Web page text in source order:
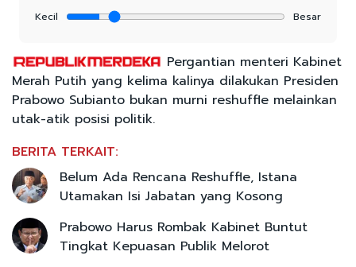
Kecil
Besar
Pergantian menteri Kabinet
Merah Putih yang kelima kalinya dilakukan Presiden
Prabowo Subianto bukan murni reshuffle melainkan
utak-atik posisi politik.
BERITA TERKAIT:
Belum Ada Rencana Reshuffle, Istana
Utamakan Isi Jabatan yang Kosong
Prabowo Harus Rombak Kabinet Buntut
Tingkat Kepuasan Publik Melorot